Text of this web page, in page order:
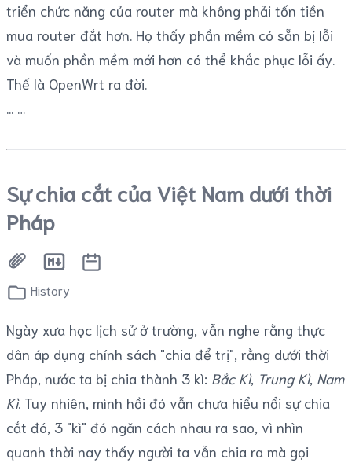
triển chức năng của router mà không phải tốn tiền
mua router đắt hơn. Họ thấy phần mềm có sẵn bị lỗi
và muốn phần mềm mới hơn có thể khắc phục lỗi ấy.
Thế là OpenWrt ra đời.
...
Sự chia cắt của Việt Nam dưới thời
Pháp
History
Ngày xưa học lịch sử ở trường, vẫn nghe rằng thực
dân áp dụng chính sách "chia để trị", rằng dưới thời
Pháp, nước ta bị chia thành 3 kì: Bắc Kì, Trung Kì, Nam
Kì. Tuy nhiên, mình hồi đó vẫn chưa hiểu nổi sự chia
cắt đó, 3 "kì" đó ngăn cách nhau ra sao, vì nhìn
quanh thời nay thấy người ta vẫn chia ra mà gọi